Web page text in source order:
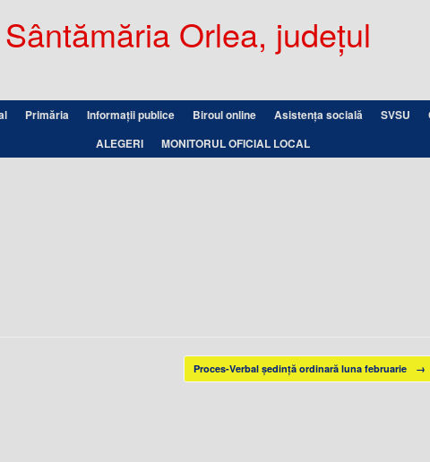
Orlea, județul
Primăria Informații publice Biroul online Asistența socială SVSU
ALEGERI
MONITORUL OFICIAL LOCAL
Proces-Verbal ședință ordinară luna februarie →